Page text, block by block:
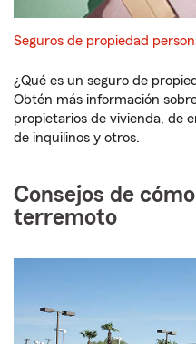
Seguros de propiedad
¿Qué es un seguro de
Obtén más información
propietarios de vivienda, de
de inquilinos y otros.
Consejos de
terremoto